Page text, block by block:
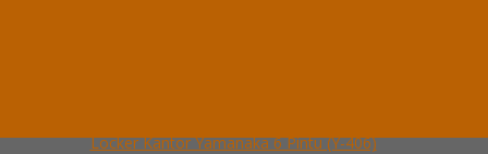
Locker Kantor Yamanaka 6 Pintu (Y-406)